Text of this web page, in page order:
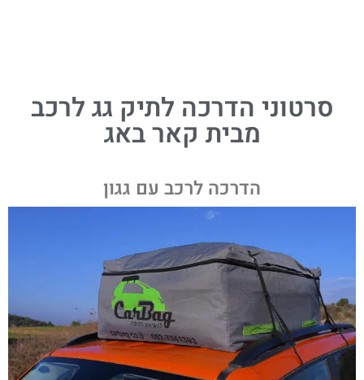
סרטוני הדרכה לתיק גג לרכב
מבית קאר באג
הדרכה לרכב עם גגון